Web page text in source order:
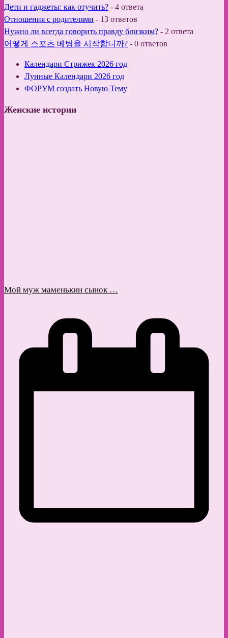
Дети и гаджеты: как отучить? - 4 ответа
Отношения с родителями - 13 ответов
Нужно ли всегда говорить правду близким? - 2 ответа
어떻게 스포츠 베팅을 시작합니까? - 0 ответов
Календари Стрижек 2026 год
Лунные Календари 2026 год
ФОРУМ создать Новую Тему
Женские истории
Мой муж маменькин сынок …